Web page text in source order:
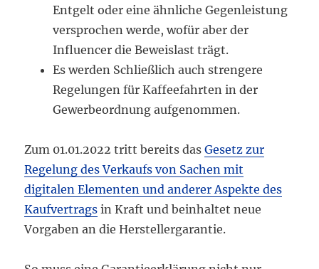
Entgelt oder eine ähnliche Gegenleistung
versprochen werde, wofür aber der
Influencer die Beweislast trägt.
Es werden Schließlich auch strengere
Regelungen für Kaffeefahrten in der
Gewerbeordnung aufgenommen.
Zum 01.01.2022 tritt bereits dasGesetz zur
Regelung des Verkaufs von Sachen mit
digitalen Elementen und anderer Aspekte des
Kaufvertrags in Kraft und beinhaltet neue
Vorgaben an die Herstellergarantie.